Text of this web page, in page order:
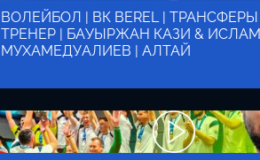
ВОЛЕЙБОЛ | ВК BEREL |
ТРЕНЕР | БАУЫРЖАН КАЗИ & ИСЛАМ
МУХАМЕДУАЛИЕВ | АЛТАЙ